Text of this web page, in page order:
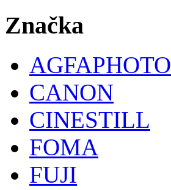
Značka
AGFAPHOTO
CANON
CINESTILL
FOMA
FUJI